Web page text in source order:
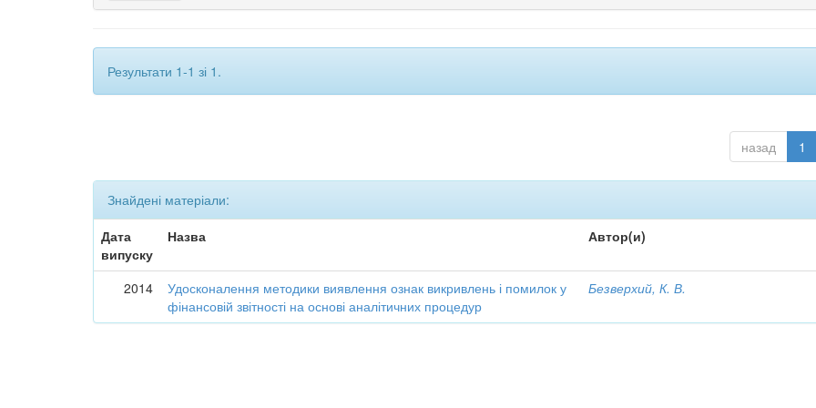
Результати 1-1 зі 1.
назад 1
Знайдені матеріали:
Дата
випуску
Назва Автор(и)
2014
Удосконалення методики виявлення ознак викривлень і помилок у
фінансовій звітності на основі аналітичних процедур
Безверхий, К. В.